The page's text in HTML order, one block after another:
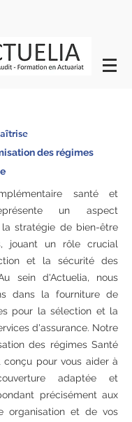
des régimes
santé et
un aspect
stratégie de bien-être
jouant un rôle crucial
et la sécurité des
sein d'Actuelia, nous
dans la fourniture de
pour la sélection et la
d'assurance. Notre
des régimes Santé
conçu pour vous aider à
adaptée et
précisément aux
organisation et de vos